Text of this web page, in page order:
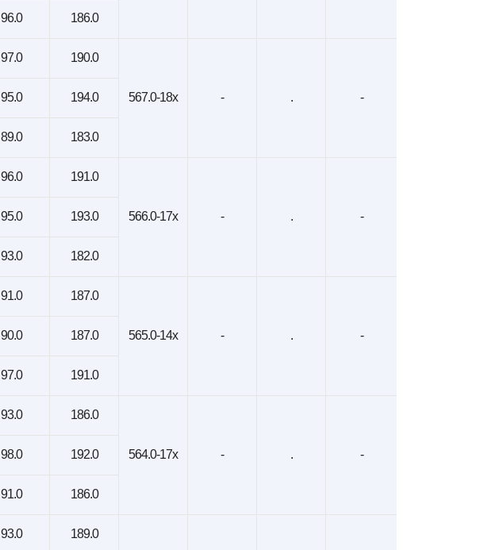
96.0 186.0
97.0 190.0
567.0-18x - . -
95.0 194.0
89.0 183.0
96.0 191.0
566.0-17x - . -
95.0 193.0
93.0 182.0
91.0 187.0
565.0-14x - . -
90.0 187.0
97.0 191.0
93.0 186.0
564.0-17x - . -
98.0 192.0
91.0 186.0
93.0 189.0